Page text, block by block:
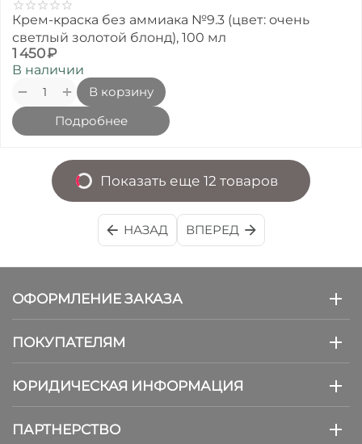
Крем-краска без аммиака №9.3 (цвет: очень
светлый золотой блонд), 100 мл
1 450₽
В наличии
+
−
В корзину
Подробнее
Показать еще 12 товаров
НАЗАД ВПЕРЕД
ОФОРМЛЕНИЕ ЗАКАЗА
ПОКУПАТЕЛЯМ
ЮРИДИЧЕСКАЯ ИНФОРМАЦИЯ
ПАРТНЕРСТВО